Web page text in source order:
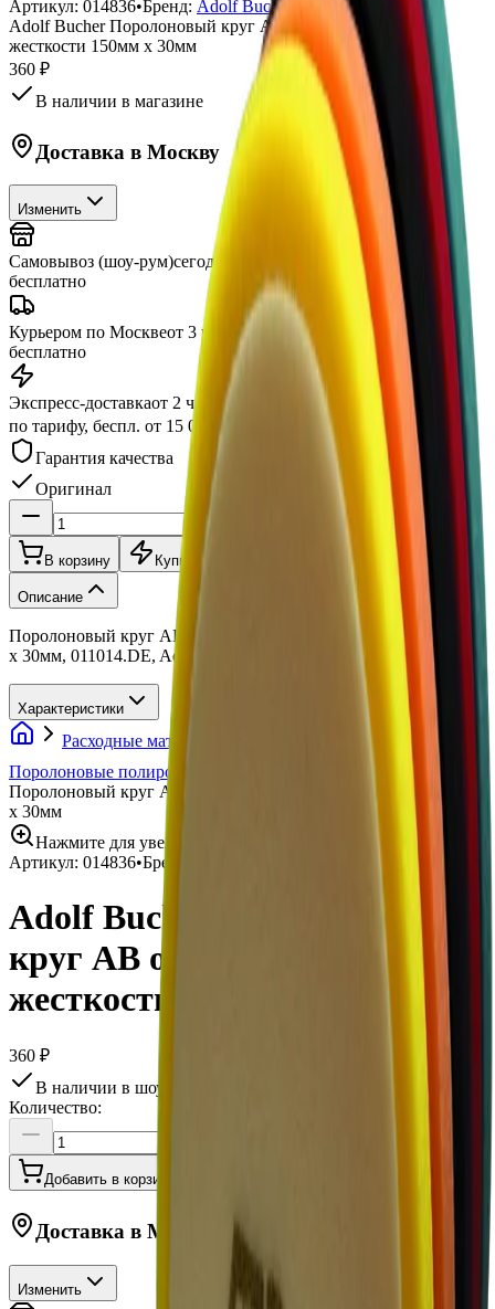
Артикул: 014836•Бренд: Adolf Bucher
Adolf Bucher Поролоновый круг AB оранжевый средней
жесткости 150мм х 30мм
360 ₽
В наличии в магазине
Доставка в Москву
Изменить
Самовывоз (шоу-рум)сегодня
бесплатно
Курьером по Москвеот 3 часов
бесплатно
Экспресс-доставкаот 2 часов
по тарифу, беспл. от 15 000 ₽
Гарантия качества
Оригинал
В корзину Купить в 1 клик
Описание
Поролоновый круг AB оранжевый средней жесткости 150мм
х 30мм, 011014.DE, Adolf Bucher
Характеристики
Расходные материалы
Полировальные круги
Поролоновые полировальные круги
Adolf Bucher
Поролоновый круг AB оранжевый средней жесткости 150мм
х 30мм
Нажмите для увеличения
Артикул: 014836•Бренд:
Adolf Bucher Поролоновый
круг AB оранжевый средней
жесткости 150мм х 30мм
360 ₽
В наличии в шоу-руме
Количество:
Добавить в корзину
Доставка в Москву
Изменить